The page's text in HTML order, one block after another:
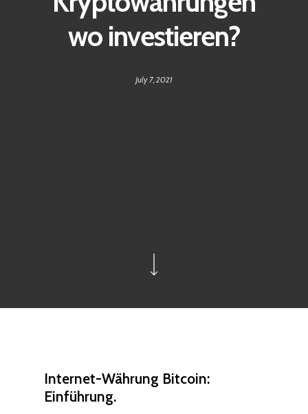
wo investieren?
July 7, 2021
Internet-Währung Bitcoin:
Einführung.